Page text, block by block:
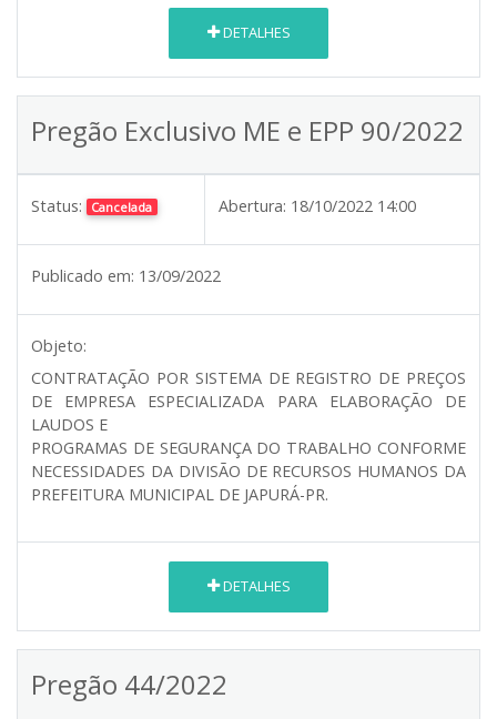
DETALHES
Pregão Exclusivo ME e EPP 90/2022
Status: Cancelada Abertura: 18/10/2022 14:00
Publicado em: 13/09/2022
Objeto:
CONTRATAÇÃO POR SISTEMA DE REGISTRO DE PREÇOS
DE EMPRESA ESPECIALIZADA PARA ELABORAÇÃO DE
LAUDOS E
PROGRAMAS DE SEGURANÇA DO TRABALHO CONFORME
NECESSIDADES DA DIVISÃO DE RECURSOS HUMANOS DA
PREFEITURA MUNICIPAL DE JAPURÁ-PR.
DETALHES
Pregão 44/2022